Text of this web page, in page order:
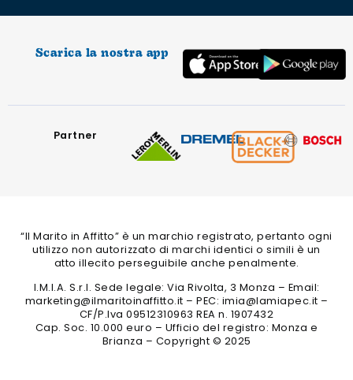
Scarica la nostra app
Partner
“Il Marito in Affitto” è un marchio registrato, pertanto ogni
utilizzo non autorizzato di marchi identici o simili è un
atto illecito perseguibile anche penalmente.
I.M.I.A. S.r.l. Sede legale: Via Rivolta, 3 Monza – Email:
marketing@ilmaritoinaffitto.it – PEC: imia@lamiapec.it –
CF/P.Iva 09512310963 REA n. 1907432
Cap. Soc. 10.000 euro – Ufficio del registro: Monza e
Brianza – Copyright © 2025